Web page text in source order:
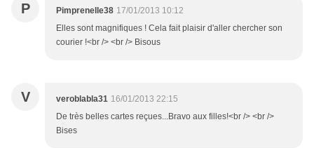
P Pimprenelle38 17/01/2013 10:12
Elles sont magnifiques ! Cela fait plaisir d'aller chercher son
courier !<br /> <br /> Bisous
V veroblabla31 16/01/2013 22:15
De très belles cartes reçues...Bravo aux filles!<br /> <br />
Bises